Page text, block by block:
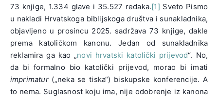
73 knjige, 1.334 glave i 35.527 redaka.[1] Sveto Pismo
u nakladi Hrvatskoga biblijskoga društva i sunakladnika,
objavljeno u prosincu 2025. sadržava 73 knjige, dakle
prema katoličkom kanonu. Jedan od sunakladnika
reklamira ga kao „novi hrvatski katolički prijevod“. No,
da bi formalno bio katolički prijevod, morao bi imati
imprimatur(„neka se tiska“) biskupske konferencije. A
to nema. Suglasnost koju ima, nije odobrenje iz kanona